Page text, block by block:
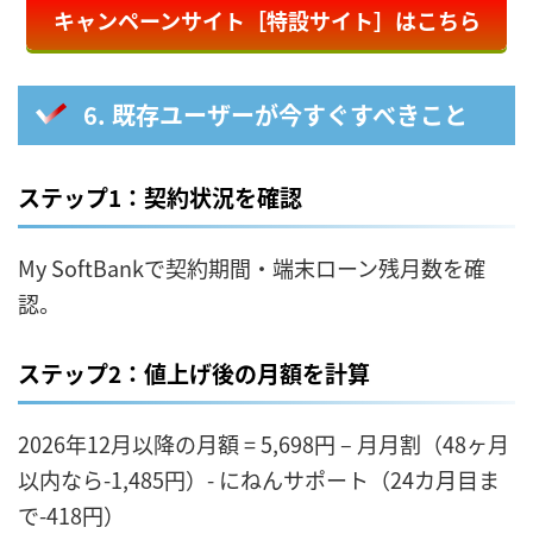
キャンペーンサイト［特設サイト］はこちら
6. 既存ユーザーが今すぐすべきこと
ステップ1：契約状況を確認
My SoftBankで契約期間・端末ローン残月数を確
認。
ステップ2：値上げ後の月額を計算
2026年12月以降の月額 = 5,698円 – 月月割（48ヶ月
以内なら-1,485円）- にねんサポート（24カ月目ま
で-418円）